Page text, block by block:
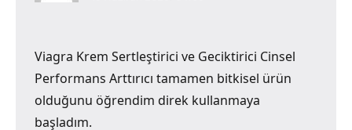
Viagra Krem Sertleştirici ve Geciktirici Cinsel
Performans Arttırıcı tamamen bitkisel ürün
olduğunu öğrendim direk kullanmaya
başladım.